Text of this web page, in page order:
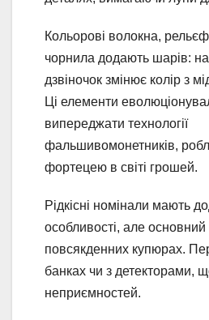
Кольорові волокна,
чорнила додають шарів:
дзвіночок змінює колір з
Ці елементи
випереджати технології
фальшивомонетників,
фортецею в світі грошей.
Рідкісні номінали мають
особливості, але
повсякденних купюрах.
банках чи з детекторами,
неприємностей.